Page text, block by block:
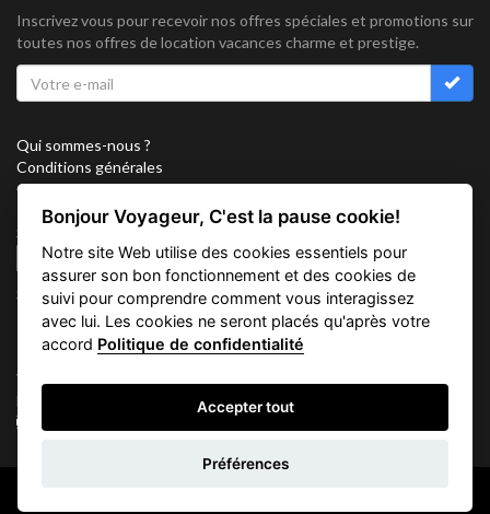
d'informations
Inscrivez vous pour recevoir nos offres spéciales et promotions sur
toutes nos offres de location vacances charme et prestige.
Qui sommes-nous ?
Conditions générales
Confidentialité
Partenariat
Sitemap
Cookies
Suivez nous sur
Vacation Key Corp. 2905 Point East Drive #L-215. Aventura.
FLORIDA 33160.
Bonjour Voyageur, C'est la pause cookie!
Notre site Web utilise des cookies essentiels pour
assurer son bon fonctionnement et des cookies de
suivi pour comprendre comment vous interagissez
avec lui. Les cookies ne seront placés qu'après votre
accord Politique de confidentialité
Accepter tout
Préférences